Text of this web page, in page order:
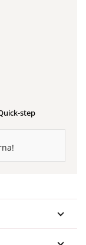
step